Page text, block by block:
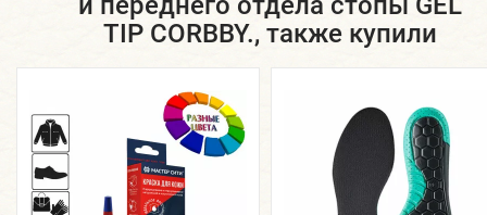
TIP CORBBY., также купили